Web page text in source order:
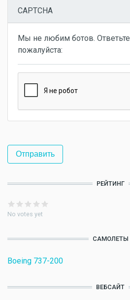
CAPTCHA
Мы не любим ботов.
пожалуйста:
РЕЙТИНГ
No votes yet
САМОЛЕТЫ
Boeing 737-200
ВЕБСАЙТ